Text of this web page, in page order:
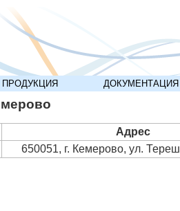
ПРОДУКЦИЯ ДОКУМЕНТАЦИЯ
Адрес
650051, г. Кемерово, ул.